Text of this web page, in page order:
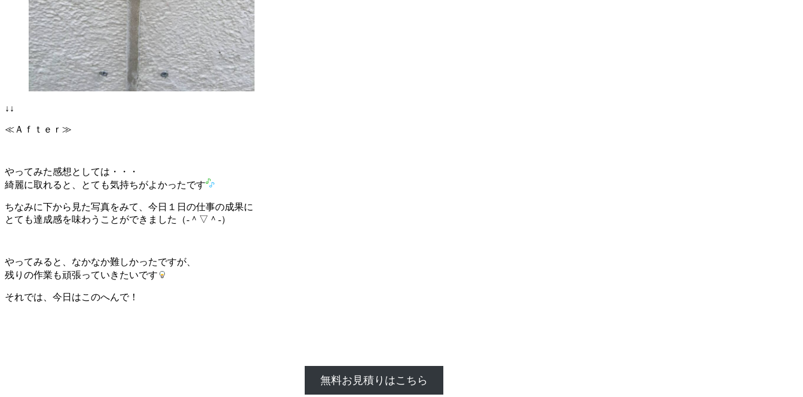
↓↓
≪Ａｆｔｅｒ≫
やってみた感想としては・・・
綺麗に取れると、とても気持ちがよかったです
ちなみに下から見た写真をみて、今日１日の仕事の成果に
とても達成感を味わうことができました（‐＾▽＾‐）
やってみると、なかなか難しかったですが、
残りの作業も頑張っていきたいです
それでは、今日はこのへんで！
無料お見積りはこちら